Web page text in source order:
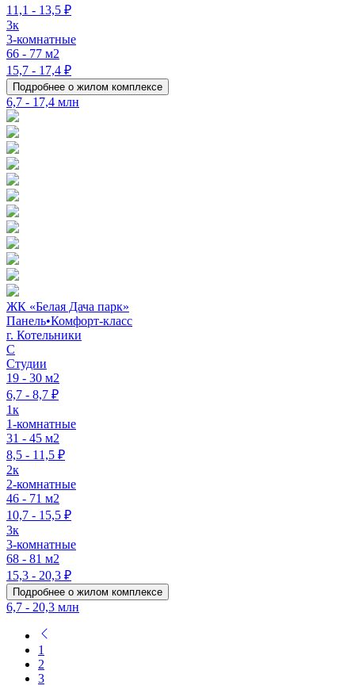
11,1 - 13,5 ₽
3к
3-комнатные
66 - 77 м2
15,7 - 17,4 ₽
Подробнее о жилом комплексе
6,7 - 17,4 млн
ЖК «Белая Дача парк»
Панель•Комфорт-класс
г. Котельники
C
Студии
19 - 30 м2
6,7 - 8,7 ₽
1к
1-комнатные
31 - 45 м2
8,5 - 11,5 ₽
2к
2-комнатные
46 - 71 м2
10,7 - 15,5 ₽
3к
3-комнатные
68 - 81 м2
15,3 - 20,3 ₽
Подробнее о жилом комплексе
6,7 - 20,3 млн
1
2
3